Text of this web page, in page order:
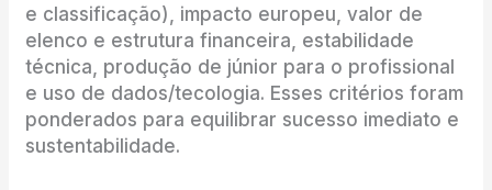
e classificação), impacto europeu, valor de
elenco e estrutura financeira, estabilidade
técnica, produção de júnior para o profissional
e uso de dados/tecologia. Esses critérios foram
ponderados para equilibrar sucesso imediato e
sustentabilidade.